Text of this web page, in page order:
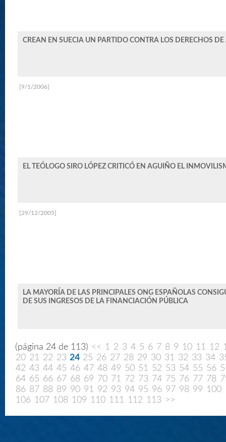
CREAN EN SUECIA UN PARTIDO CONTRA LOS DERECHOS DE
EL TEÓLOGO SIRO LÓPEZ CRITICÓ EN AGUIÑO EL
[9/1/2006]
LA MAYORÍA DE LAS PRINCIPALES ONG ESPAÑOLAS
DE SUS INGRESOS DE LA FINANCIACIÓN PÚBLICA
[29/12/2005]
(página 24 de 113) << 1 2 3 4 5 6 7 8 9 10 11 12
20 21 22 23 24 25 26 27 28 29 30 31 32 33 34
42 43 44 45 46 47 48 49 50 51 52 53 54 55 56
64 65 66 67 68 69 70 71 72 73 74 75 76 77 78
86 87 88 89 90 91 92 93 94 95 96 97 98 99 100
106 107 108 109 110 111 112 113 >>